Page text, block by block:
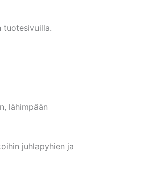
tuotesivuilla.
lähimpään
juhlapyhien ja